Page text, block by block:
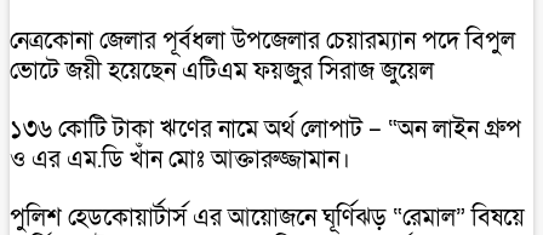
নেত্রকোনা জেলার পূর্বধলা উপজেলার চেয়ারম্যান পদে বিপুল
ভোটে জয়ী হয়েছেন এটিএম ফয়জুর সিরাজ জুয়েল
১৩৬ কোটি টাকা ঋণের নামে অর্থ লোপাট – “অন লাইন গ্রুপ
ও এর এম.ডি খাঁন মোঃ আক্তারুজ্জামান।
পুলিশ হেডকোয়ার্টার্স এর আয়োজনে ঘূর্ণিঝড় “রেমাল” বিষয়ে